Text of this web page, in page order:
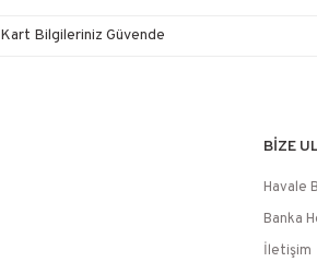
Kart Bilgileriniz Güvende
BİZE
Havale
Banka
İletişim